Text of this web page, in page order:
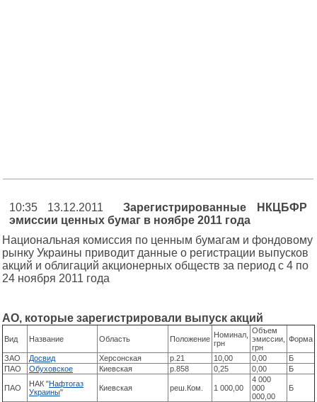
10:35 13.12.2011Зарегистрированные НКЦБФР
эмиссии ценных бумаг в ноябре 2011 года
Национальная комиссия по ценным бумагам и фондовому
рынку Украины приводит данные о регистрации выпусков
акций и облигаций акционерных обществ за период с 4 по
24 ноября 2011 года
АО, которые зарегистрировали выпуск акций
Вид Название Область Положение Номинал,
грн
Объем
эмиссии,
грн
Форма
ЗАО Досвид Херсонская р.21 10,00 0,00
Б
ПАО
Обуховское Киевская р.858 0,25 0,00 Б
ПАО НАК "Нафтогаз
Украины" Киевская реш.Ком. 1 000,00
4 000
000
000,00
Б